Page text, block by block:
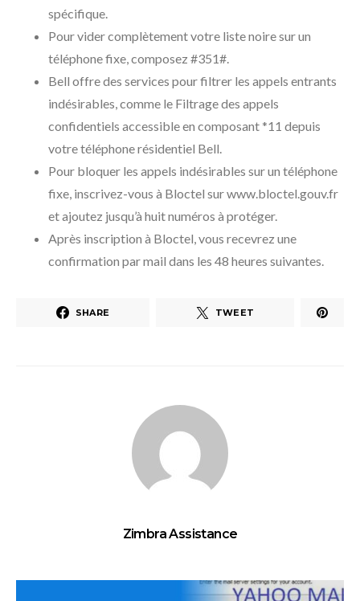
spécifique.
Pour vider complètement votre liste noire sur un
téléphone fixe, composez #351#.
Bell offre des services pour filtrer les appels entrants
indésirables, comme le Filtrage des appels
confidentiels accessible en composant *11 depuis
votre téléphone résidentiel Bell.
Pour bloquer les appels indésirables sur un téléphone
fixe, inscrivez-vous à Bloctel sur www.bloctel.gouv.fr
et ajoutez jusqu’à huit numéros à protéger.
Après inscription à Bloctel, vous recevrez une
confirmation par mail dans les 48 heures suivantes.
SHARE TWEET
Zimbra Assistance